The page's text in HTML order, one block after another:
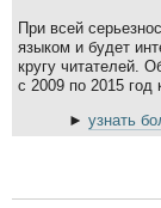
При всей
языком и будет
кругу читателей.
с 2009 по 2015 год
► узнать